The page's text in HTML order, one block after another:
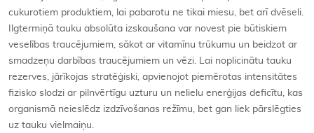
cukurotiem produktiem, lai pabarotu ne tikai miesu, bet arī dvēseli.
Ilgtermiņā tauku absolūta izskaušana var novest pie būtiskiem
veselības traucējumiem, sākot ar vitamīnu trūkumu un beidzot ar
smadzeņu darbības traucējumiem un vēzi. Lai noplicinātu tauku
rezerves, jārīkojas stratēģiski, apvienojot piemērotas intensitātes
fizisko slodzi ar pilnvērtīgu uzturu un nelielu enerģijas deficītu, kas
organismā neieslēdz izdzīvošanas režīmu, bet gan liek pārslēgties
uz tauku vielmaiņu.